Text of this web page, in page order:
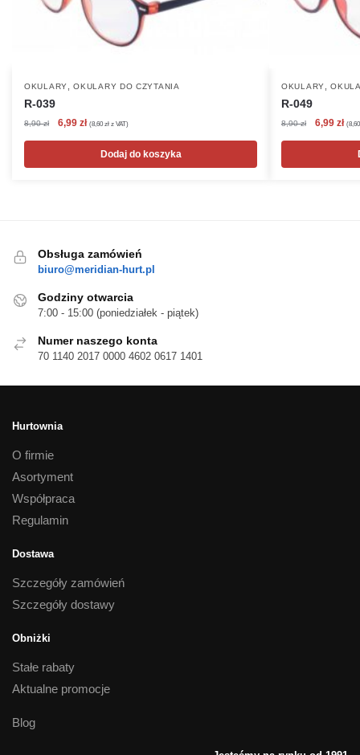
OKULARY ,OKULARY DO CZYTANIA
R-039
8,90zł
Pierwotna
8,90 zł.
6,99 złAktualna
wynosi:
6,99 zł.
(8,60 zł z VAT)
Dodaj do koszyka
OKULARY ,
R-049
8,90zł
Pierwotna
8,90 zł.
6,99 zł (
Obsługa zamówień
biuro@meridian-hurt.pl
Godziny otwarcia
7:00 - 15:00 (poniedziałek - piątek)
Numer naszego konta
70 1140 2017 0000 4602 0617 1401
Hurtownia
O firmie
Asortyment
Współpraca
Regulamin
Dostawa
Szczegóły zamówień
Szczegóły dostawy
Obniżki
Stałe rabaty
Aktualne promocje
Blog